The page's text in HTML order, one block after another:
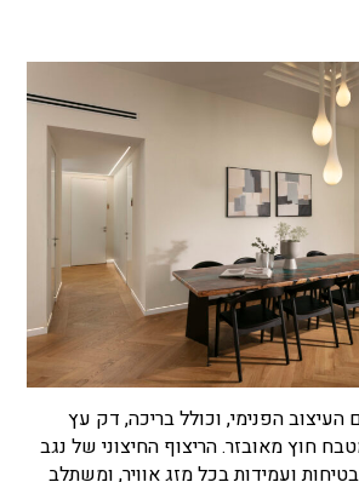
הפנימי, וכולל בריכה, דק עץ
חוץ מאובזר. הריצוף החיצוני של נגב
ועמידות בכל מזג אוויר, ומשתלב